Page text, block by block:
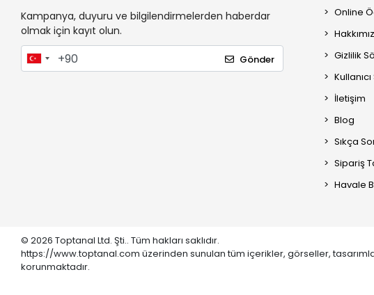
Kampanya, duyuru ve bilgilendirmelerden haberdar
olmak için kayıt olun.
Gönder
Online
Gizlilik
İletişim
Blog
Sıkça
Sipariş
Havale
© 2026 Toptanal Ltd. Şti.. Tüm hakları saklıdır.
https://www.toptanal.com üzerinden sunulan tüm içerikler, görseller,
korunmaktadır.